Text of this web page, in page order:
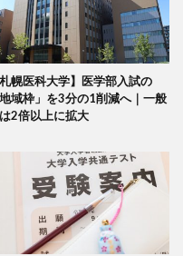
札幌医科大学】医学部入試の
地域枠」を3分の1削減へ｜一般
2倍以上に拡大